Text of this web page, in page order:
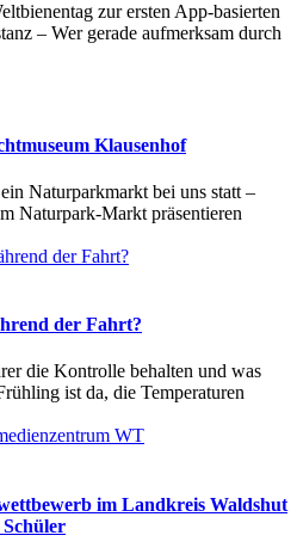
zur ersten App-basierten
– Wer gerade aufmerksam durch
Klausenhof
Naturparkmarkt bei uns statt –
Naturpark-Markt präsentieren
der Fahrt?
die Kontrolle behalten und was
ist da, die Temperaturen
im Landkreis Waldshut